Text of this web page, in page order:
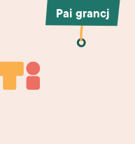
Pai grancj